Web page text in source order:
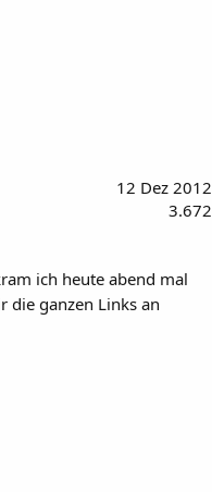
12 Dez 2012
3.672
ich heute abend mal
die ganzen Links an